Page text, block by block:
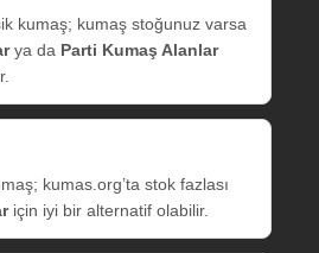
kumaş; kumaş stoğunuz varsa
ya da Parti Kumaş Alanlar
kumas.org’ta stok fazlası
için iyi bir alternatif olabilir.